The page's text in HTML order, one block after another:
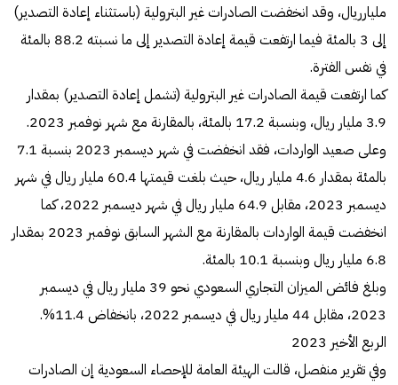
مليارريال، وقد انخفضت الصادرات غير البترولية (باستثناء إعادة التصدير)
إلى 3 بالمئة فيما ارتفعت قيمة إعادة التصدير إلى ما نسبته 88.2 بالمئة
في نفس الفترة.
كما ارتفعت قيمة الصادرات غير البترولية (تشمل إعادة التصدير) بمقدار
3.9 مليار ريال، وبنسبة 17.2 بالمئة، بالمقارنة مع شهر نوفمبر 2023.
وعلى صعيد الواردات، فقد انخفضت في شهر ديسمبر 2023 بنسبة 7.1
بالمئة بمقدار 4.6 مليار ريال، حيث بلغت قيمتها 60.4 مليار ريال في شهر
ديسمبر 2023، مقابل 64.9 مليار ريال في شهر ديسمبر 2022، كما
انخفضت قيمة الواردات بالمقارنة مع الشهر السابق نوفمبر 2023 بمقدار
6.8 مليار ريال وبنسبة 10.1 بالمئة.
وبلغ فائض الميزان التجاري السعودي نحو 39 مليار ريال في ديسمبر
2023، مقابل 44 مليار ريال في ديسمبر 2022، بانخفاض 11.4%.
الربع الأخير 2023
وفي تقرير منفصل، قالت الهيئة العامة للإحصاء السعودية إن الصادرات